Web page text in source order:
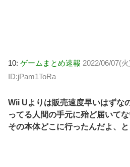
10: ゲームまとめ速報 2022/06/07(
ID:jPam1ToRa
Wii Uよりは販売速度早いはずな
ってる人間の手元に殆ど届いて
その本体どこに行ったんだよ、と